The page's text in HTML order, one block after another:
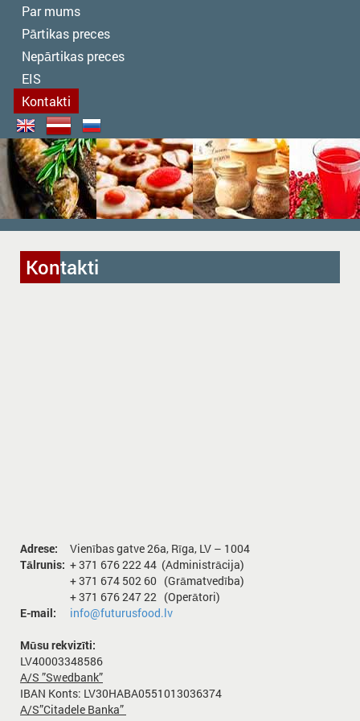
Par mums
Pārtikas preces
Nepārtikas preces
EIS
Kontakti
Kontakti
Adrese:
Vienības gatve 26а, Rīga, LV – 1004
Tālrunis: + 371 676 222 44 (Administrācija)
+ 371 674 502 60 (Grāmatvedība)
+ 371 676 247 22 (Operātori)
E-mail:
info@futurusfood.lv
Mūsu rekvizīti:
LV40003348586
A/S ”Swedbank”
IBAN Konts: LV30HABA0551013036374
A/S”Citadele Banka”